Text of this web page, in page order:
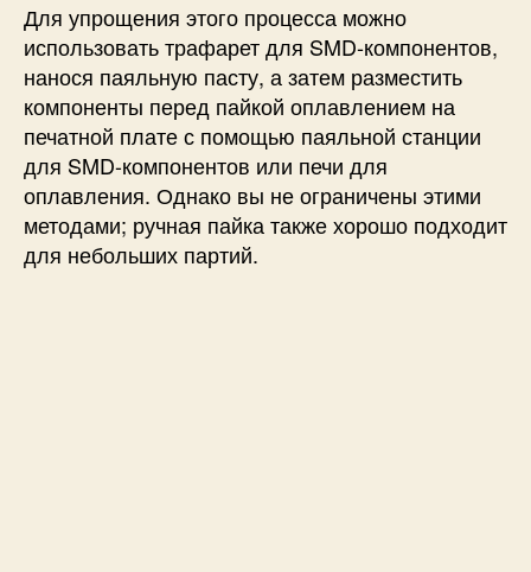
Для упрощения этого процесса можно
использовать трафарет для SMD-компонентов,
нанося паяльную пасту, а затем разместить
компоненты перед пайкой оплавлением на
печатной плате с помощью паяльной станции
для SMD-компонентов или печи для
оплавления. Однако вы не ограничены этими
методами; ручная пайка также хорошо подходит
для небольших партий.